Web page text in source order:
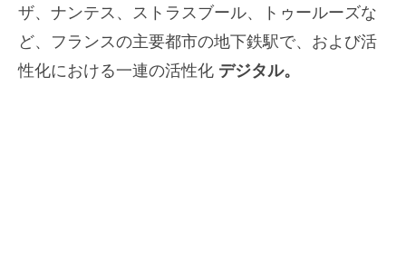
ザ、ナンテス、ストラスブール、トゥールーズな
ど、フランスの主要都市の地下鉄駅で、および活
性化における一連の活性化 デジタル。